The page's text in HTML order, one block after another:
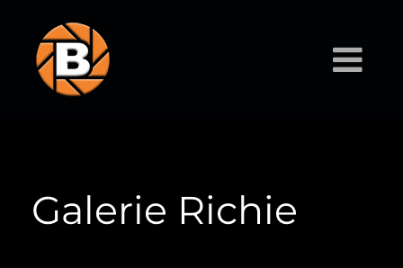
Galerie Richie